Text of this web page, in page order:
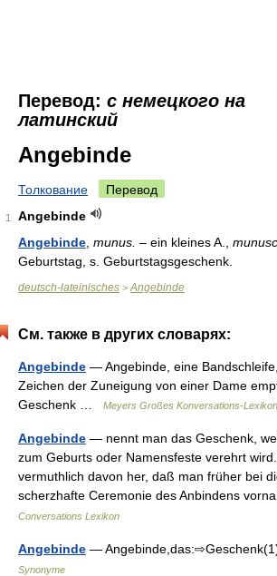
Перевод: с немецкого на
латинский
Angebinde
Толкование Перевод
1
Angebinde
Angebinde munus. – ein kleines A.,
Geburtstag, s. Geburtstagsgeschenk.
deutsch-lateinisches > Angebinde
См. также в других словарях:
Angebinde — Angebinde, eine
Zeichen der Zuneigung von einer Dame
Geschenk …
Meyers Großes Konversations-Lexikon
Angebinde — nennt man das Geschenk,
zum Geburts oder Namensfeste verehrt
vermuthlich davon her, daß man früher bei
scherzhafte Ceremonie des Anbindens
Conversations Lexikon
Angebinde —
Synonyme